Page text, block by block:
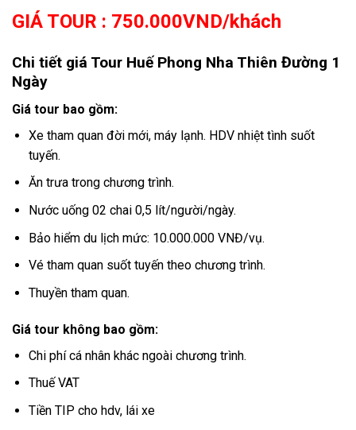
GIÁ TOUR : 750.000VND/khách
Chi tiết giá Tour Huế Phong Nha Thiên Đường 1
Ngày
Giá tour bao gồm:
Xe tham quan đời mới, máy lạnh. HDV nhiệt tình suốt
tuyến.
Ăn trưa trong chương trình.
Nước uống 02 chai 0,5 lít/người/ngày.
Bảo hiểm du lịch mức: 10.000.000 VNĐ/vụ.
Vé tham quan suốt tuyến theo chương trình.
Thuyền tham quan.
Giá tour không bao gồm:
Chi phí cá nhân khác ngoài chương trình.
Thuế VAT
Tiền TIP cho hdv, lái xe